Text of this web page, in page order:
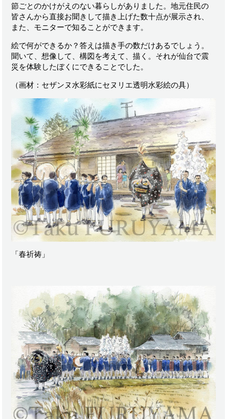
節ごとのかけがえのない暮らしがありました。地元住民の
皆さんから直接お聞きして描き上げた数十点が展示され、
また、モニターで知ることができます。
絵で何ができるか？答えは描き手の数だけあるでしょう。
聞いて、想像して、構図を考えて、描く。それが仙台で震
災を体験したぼくにできることでした。
（画材：セザンヌ水彩紙にセヌリエ透明水彩絵の具）
「春祈祷」